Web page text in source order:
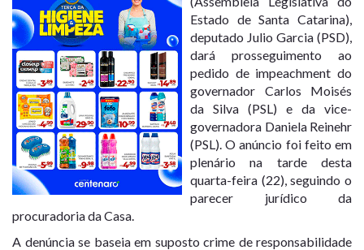
Estado de Santa Catarina),
deputado Julio Garcia (PSD),
dará prosseguimento ao
pedido de impeachment do
governador Carlos Moisés
da Silva (PSL) e da vice-
governadora Daniela Reinehr
(PSL). O anúncio foi feito em
plenário na tarde desta
quarta-feira (22), seguindo o
parecer jurídico da
procuradoria da Casa.
A denúncia se baseia em suposto crime de responsabilidade